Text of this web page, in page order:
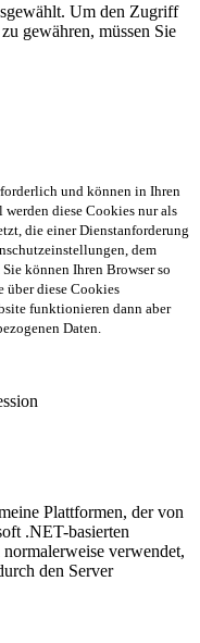
Um den Zugriff
gewähren, müssen Sie
und können in Ihren
diese Cookies nur als
die einer Dienstanforderung
dem
können Ihren Browser so
über diese Cookies
funktionieren dann aber
Daten.
Plattformen, der von
.NET-basierten
verwendet,
den Server